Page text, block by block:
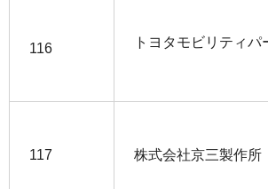
116 トヨタモビリティパ
117 株式会社京三製作所